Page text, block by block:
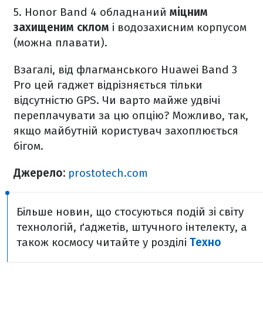
5. Honor Band 4 обладнаний міцним
захищеним склом і водозахисним корпусом
(можна плавати).
Взагалі, від флагманського Huawei Band 3
Pro цей гаджет відрізняється тільки
відсутністю GPS. Чи варто майже удвічі
переплачувати за цю опцію? Можливо, так,
якщо майбутній користувач захоплюється
бігом.
Джерело: prostotech.com
Більше новин, що стосуються подій зі світу
технологій, ґаджетів, штучного інтелекту, а
також космосу читайте у розділі Техно